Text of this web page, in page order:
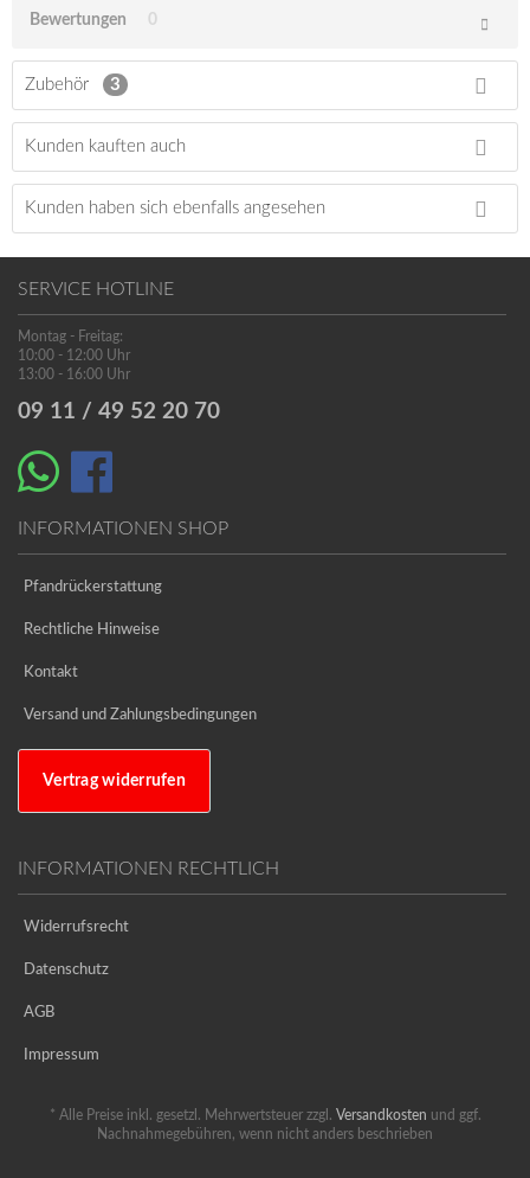
Bewertungen 0
Zubehör 3
Kunden kauften auch
Kunden haben sich ebenfalls angesehen
SERVICE HOTLINE
Montag - Freitag:
10:00 - 12:00 Uhr
13:00 - 16:00 Uhr
09 11 / 49 52 20 70
INFORMATIONEN SHOP
Pfandrückerstattung
Rechtliche Hinweise
Kontakt
Versand und Zahlungsbedingungen
Vertrag widerrufen
INFORMATIONEN RECHTLICH
Widerrufsrecht
Datenschutz
AGB
Impressum
* Alle Preise inkl. gesetzl. Mehrwertsteuer zzgl. Versandkosten und ggf.
Nachnahmegebühren, wenn nicht anders beschrieben